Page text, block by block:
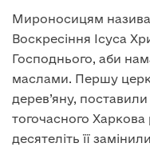
Мироносицям
Воскресіння Ісуса
Господнього, аби
маслами. Першу
дерев’яну,
тогочасного Харкова
десятеліть її